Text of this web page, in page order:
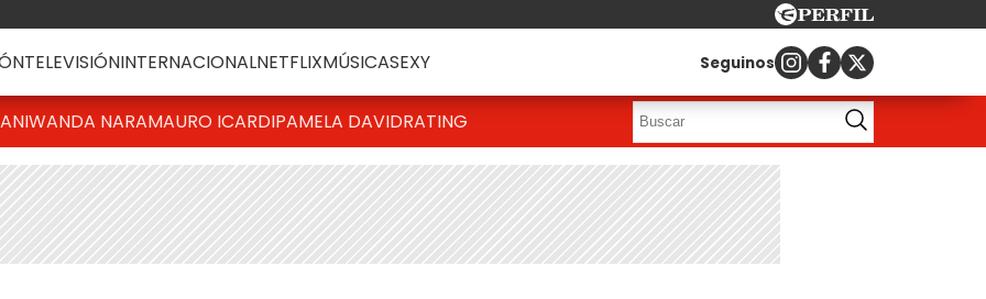
TELEVISIÓNINTERNACIONALNETFLIXMÚSICASEXY Seguinos
WANDA NARAMAURO ICARDIPAMELA DAVIDRATING